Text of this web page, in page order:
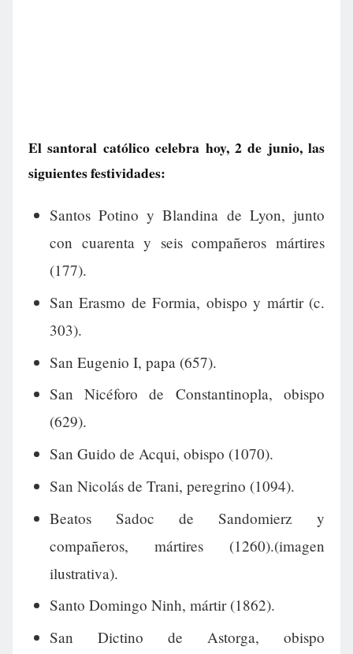
El santoral católico celebra hoy, 2 de junio, las
siguientes festividades:
Santos Potino y Blandina de Lyon, junto
con cuarenta y seis compañeros mártires
(177).
San Erasmo de Formia, obispo y mártir (c.
303).
San Eugenio I, papa (657).
San Nicéforo de Constantinopla, obispo
(629).
San Guido de Acqui, obispo (1070).
San Nicolás de Trani, peregrino (1094).
Beatos Sadoc de Sandomierz y
compañeros, mártires (1260).(imagen
ilustrativa).
Santo Domingo Ninh, mártir (1862).
San Dictino de Astorga, obispo